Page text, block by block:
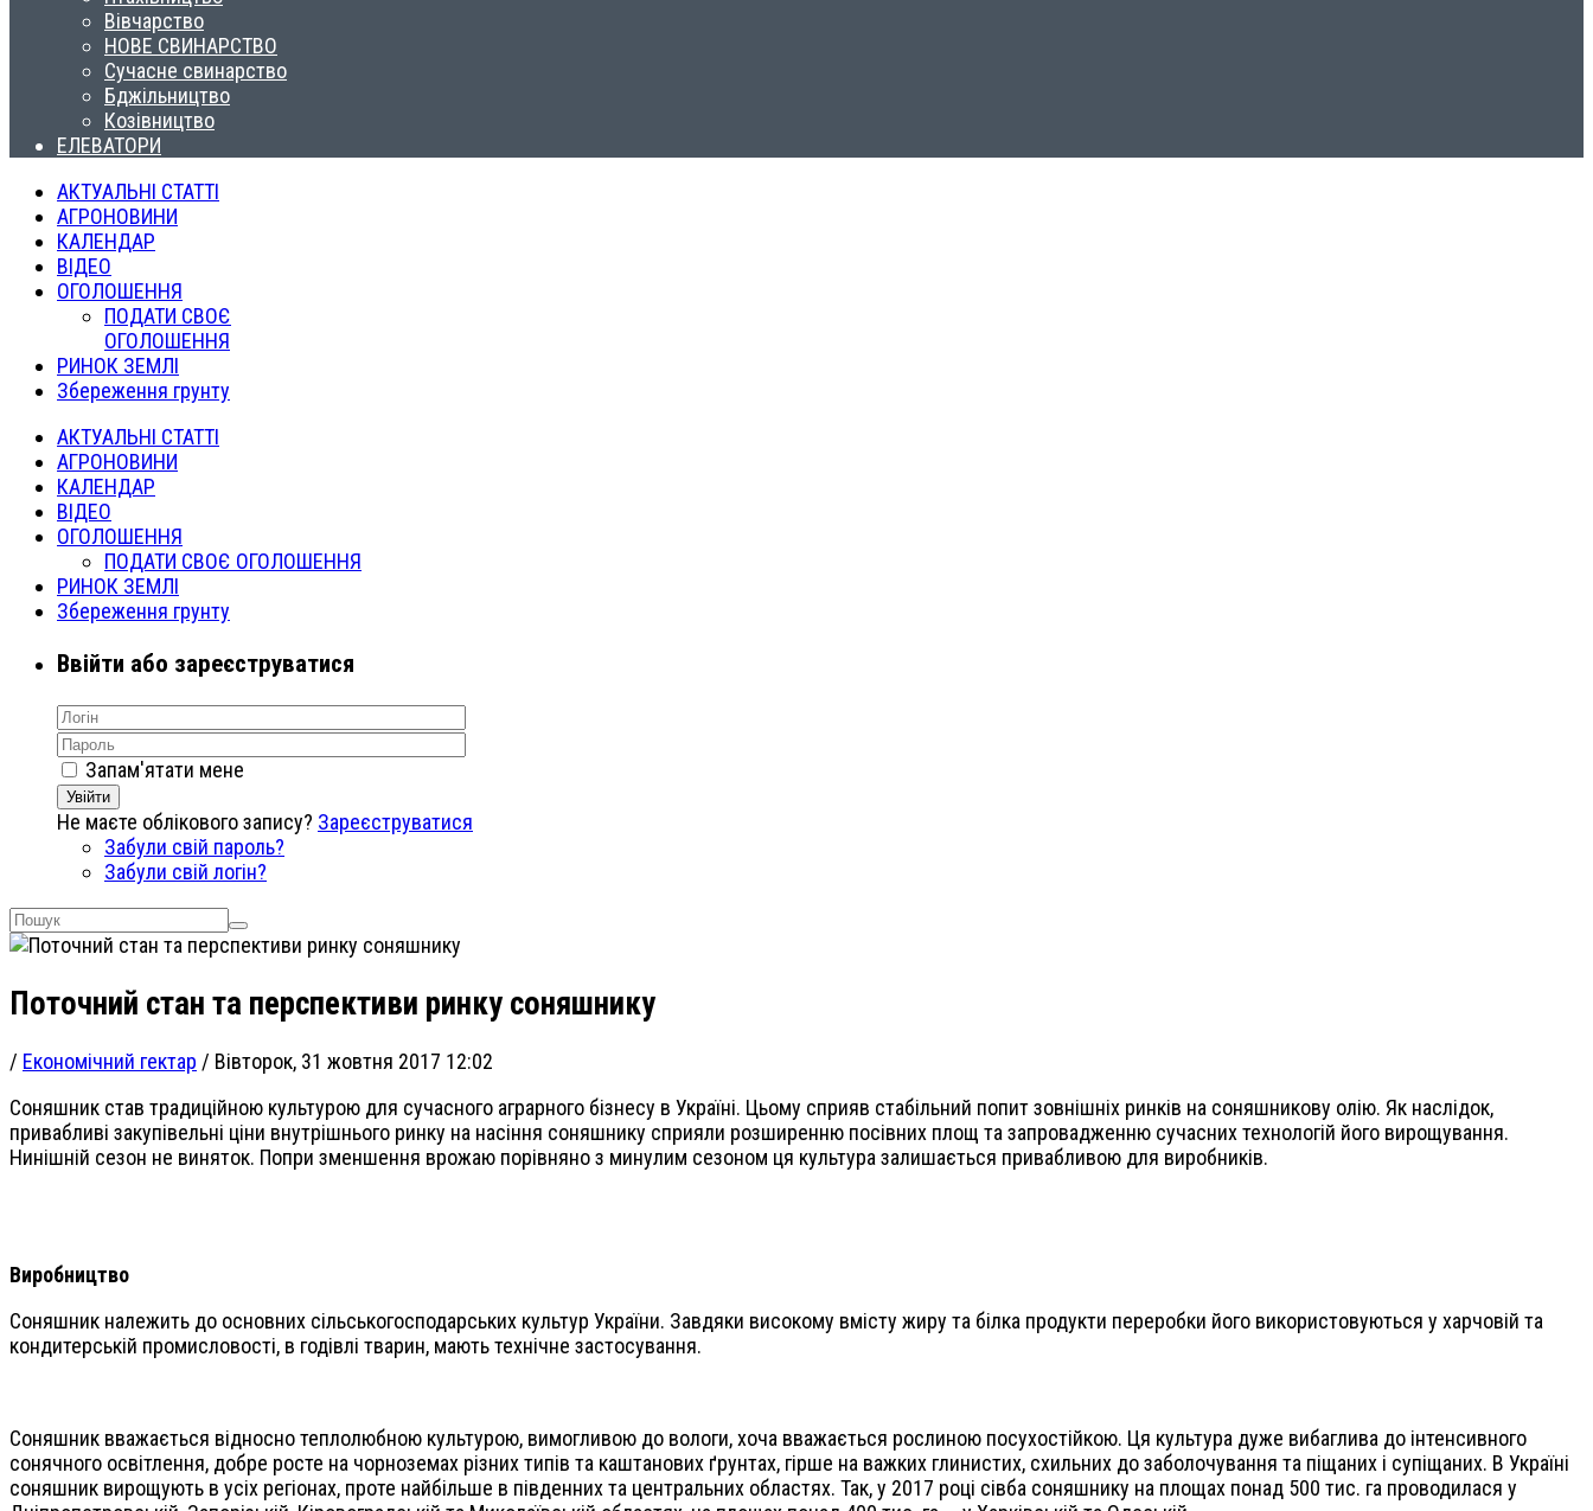
Вівчарство
НОВЕ СВИНАРСТВО
Сучасне свинарство
Бджільництво
Козівництво
ЕЛЕВАТОРИ
АКТУАЛЬНІ СТАТТІ
АГРОНОВИНИ
КАЛЕНДАР
ВІДЕО
ОГОЛОШЕННЯ
ПОДАТИ СВОЄ
ОГОЛОШЕННЯ
РИНОК ЗЕМЛІ
Збереження грунту
АКТУАЛЬНІ СТАТТІ
АГРОНОВИНИ
КАЛЕНДАР
ВІДЕО
ОГОЛОШЕННЯ
ПОДАТИ СВОЄ ОГОЛОШЕННЯ
РИНОК ЗЕМЛІ
Збереження грунту
Ввійти або зареєструватися
Запам'ятати мене
Увійти
Не маєте облікового запису? Зареєструватися
Забули свій пароль?
Забули свій логін?
Поточний стан та перспективи ринку соняшнику
/ Економічний гектар / Вівторок, 31 жовтня 2017 12:02
Соняшник став традиційною культурою для сучасного аграрного бізнесу в Україні. Цьому сприяв стабільний попит зовнішніх ринків на соняшникову олію. Як наслідок,
привабливі закупівельні ціни внутрішнього ринку на насіння соняшнику сприяли розширенню посівних площ та запровадженню сучасних технологій його вирощування.
Нинішній сезон не виняток. Попри зменшення врожаю порівняно з минулим сезоном ця культура залишається привабливою для виробників.
Виробництво
Соняшник належить до основних сільськогосподарських культур України. Завдяки високому вмісту жиру та білка продукти переробки його використовуються у харчовій та
кондитерській промисловості, в годівлі тварин, мають технічне застосування.
Соняшник вважається відносно теплолюбною культурою, вимогливою до вологи, хоча вважається рослиною посухостійкою. Ця культура дуже вибаглива до інтенсивного
сонячного освітлення, добре росте на чорноземах різних типів та каштанових ґрунтах, гірше на важких глинистих, схильних до заболочування та піщаних і супіщаних. В Україні
соняшник вирощують в усіх регіонах, проте найбільше в південних та центральних областях. Так, у 2017 році сівба соняшнику на площах понад 500 тис. га проводилася у